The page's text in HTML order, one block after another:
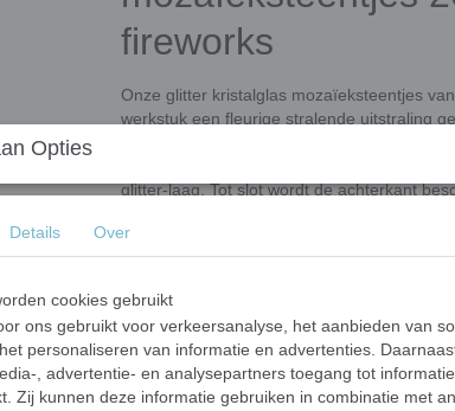
fireworks
Onze glitter kristalglas mozaïeksteentjes
werkstuk een fleurige stralende uitstraling
De steentjes zijn gemaakt van floatglas/
polyurethaanlijm. Vervolgens wordt een
glitter-laag. Tot slot wordt de achterkant
een oven is verhit. Het resultaat is een
mooi glad oppervlak.
Deze tegeltjes combineren kwaliteit en
Gemakkelijk te verwerken:
maximale flexibiliteit in ontwerp.
Afmetingen
Opties
Details Over
cookies gebruikt
ons gebruikt voor verkeersanalyse, het aanbieden van
personaliseren van informatie en advertenties.
, advertentie- en analysepartners toegang tot
Zij kunnen deze informatie gebruiken in combinatie met